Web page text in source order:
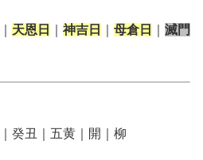
天恩日 神吉日 母倉日
滅門
｜癸丑｜五黄｜開｜柳